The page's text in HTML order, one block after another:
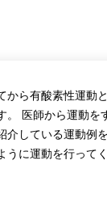
から有酸素性運動
。 医師から運動を
介している運動例
うに運動を行って